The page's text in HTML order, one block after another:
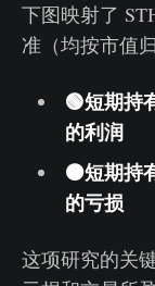
下图映射了
准（均按市值
🟢短期持
的利润
🟠短期持
的亏损
这项研究的关